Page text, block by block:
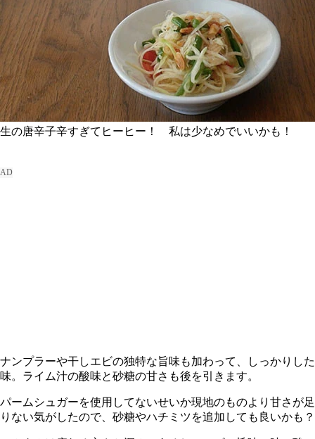
生の唐辛子辛すぎてヒーヒー！ 私は少なめでいいかも！
ナンプラーや干しエビの独特な旨味も加わって、しっかりした
味。ライム汁の酸味と砂糖の甘さも後を引きます。
パームシュガーを使用してないせいか現地のものより甘さが足
りない気がしたので、砂糖やハチミツを追加しても良いかも？